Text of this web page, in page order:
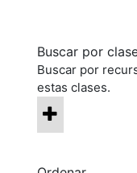
Buscar por
Buscar por
estas clases.